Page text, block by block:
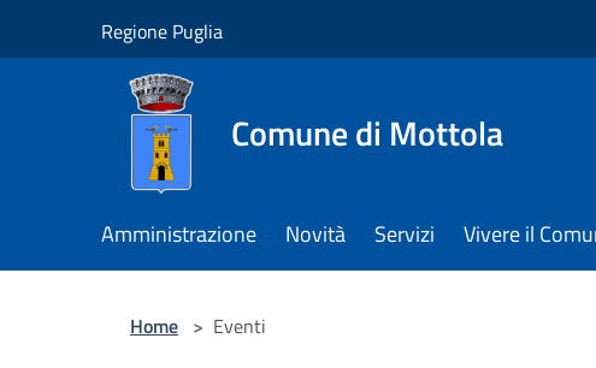
Regione Puglia
Comune di Mottola
Amministrazione Novità Servizi Vivere il
Home > Eventi